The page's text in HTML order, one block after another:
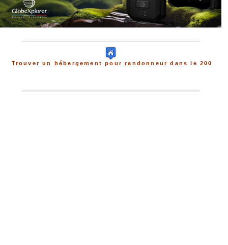
Trouver un hébergement pour randonneur dans le 200